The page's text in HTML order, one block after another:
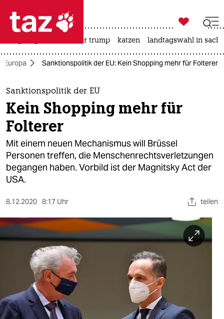
 taz zahl ich
taz zahl ich
themen
politik
öko
gesellschaft
kultur
sport
berlin
wahrheit
verlag
verlag

taz zahl ich
usa unter trump katzen landtagswahl in
Europa Sanktionspolitik der EU: Kein Shopping mehr für Folterer
Sanktionspolitik der EU
Kein Shopping mehr für
Folterer
Mit einem neuen Mechanismus will Brüssel
Personen treffen, die Menschenrechtsverletzungen
begangen haben. Vorbild ist der Magnitsky Act der
USA.
8.12.2020 8:17 Uhr teilen